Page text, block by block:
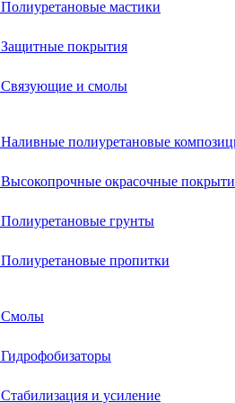
Полиуретановые мастики
Защитные покрытия
Связующие и смолы
Наливные полиуретановые
Высокопрочные окрасочные
Полиуретановые грунты
Полиуретановые пропитки
Смолы
Гидрофобизаторы
Стабилизация и усиление